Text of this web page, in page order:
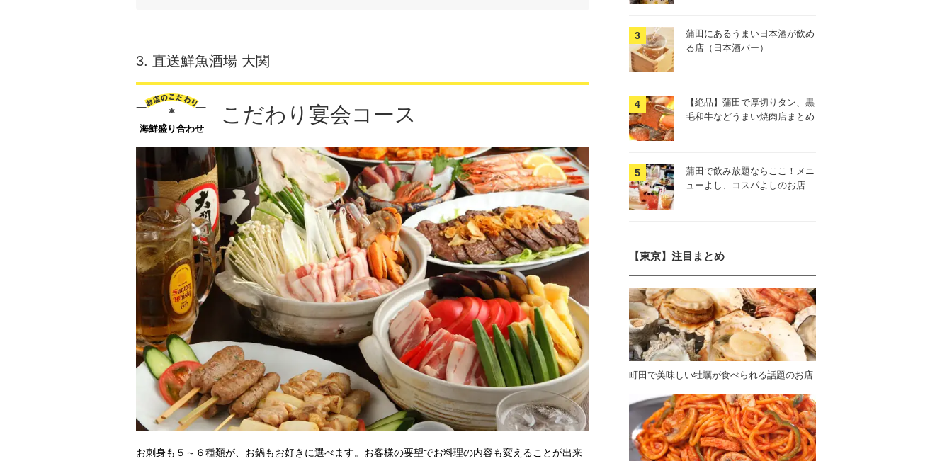
3. 直送鮮魚酒場 大関
海鮮盛り合わせ
こだわり宴会コース
お刺身も５～６種類が、お鍋もお好きに選べます。お客様の要望でお料理の内容も変えることが出来
蒲田にあるうまい日本酒が飲め
る店（日本酒バー）
【絶品】蒲田で厚切りタン、黒
毛和牛などうまい焼肉店まとめ
蒲田で飲み放題ならここ！メニ
ューよし、コスパよしのお店
【東京】注目まとめ
町田で美味しい牡蠣が食べられる話題のお店